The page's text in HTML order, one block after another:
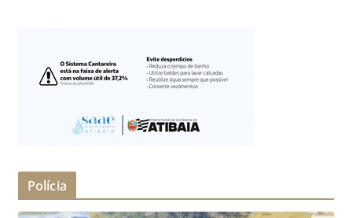
Polícia